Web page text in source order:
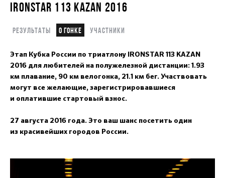
IRONSTAR 113 KAZAN 2016
Результаты О гонке Участники
Этап Кубка России по триатлону IRONSTAR 113 KAZAN
2016 для любителей на полужелезной дистанции: 1.93
км плавание, 90 км велогонка, 21.1 км бег. Участвовать
могут все желающие, зарегистрировавшиеся
и оплатившие стартовый взнос.
27 августа 2016 года. Это ваш шанс посетить один
из красивейших городов России.